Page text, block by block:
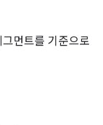
먼트를 기준으로